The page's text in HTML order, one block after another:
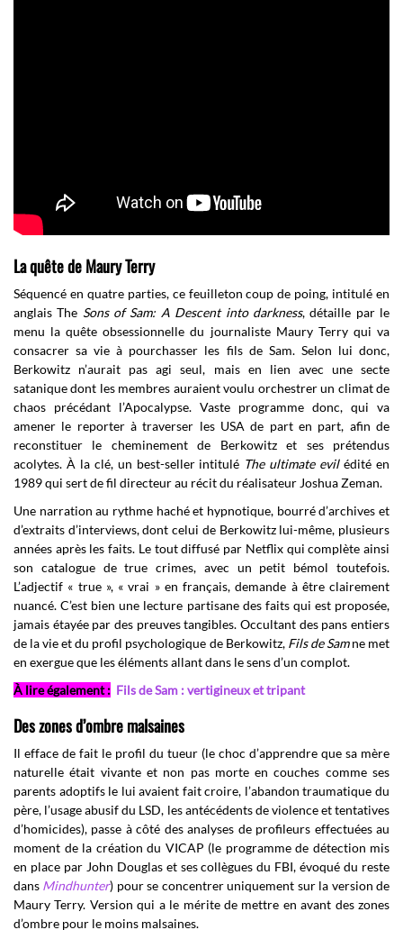
La quête de Maury Terry
Séquencé en quatre parties, ce feuilleton coup de poing, intitulé en
anglais The Sons of Sam: A Descent into darkness, détaille par le
menu la quête obsessionnelle du journaliste Maury Terry qui va
consacrer sa vie à pourchasser les fils de Sam. Selon lui donc,
Berkowitz n’aurait pas agi seul, mais en lien avec une secte
satanique dont les membres auraient voulu orchestrer un climat de
chaos précédant l’Apocalypse. Vaste programme donc, qui va
amener le reporter à traverser les USA de part en part, afin de
reconstituer le cheminement de Berkowitz et ses prétendus
acolytes. À la clé, un best-seller intitulé The ultimate evilédité en
1989 qui sert de fil directeur au récit du réalisateur Joshua Zeman.
Une narration au rythme haché et hypnotique, bourré d’archives et
d’extraits d’interviews, dont celui de Berkowitz lui-même, plusieurs
années après les faits. Le tout diffusé par Netflix qui complète ainsi
son catalogue de true crimes, avec un petit bémol toutefois.
L’adjectif « true », « vrai » en français, demande à être clairement
nuancé. C’est bien une lecture partisane des faits qui est proposée,
jamais étayée par des preuves tangibles. Occultant des pans entiers
de la vie et du profil psychologique de Berkowitz, Fils de Samne met
en exergue que les éléments allant dans le sens d’un complot.
À lire également : Fils de Sam : vertigineux et tripant
Des zones d’ombre malsaines
Il efface de fait le profil du tueur (le choc d’apprendre que sa mère
naturelle était vivante et non pas morte en couches comme ses
parents adoptifs le lui avaient fait croire, l’abandon traumatique du
père, l’usage abusif du LSD, les antécédents de violence et tentatives
d’homicides), passe à côté des analyses de profileurs effectuées au
moment de la création du VICAP (le programme de détection mis
en place par John Douglas et ses collègues du FBI, évoqué du reste
dans Mindhunter) pour se concentrer uniquement sur la version de
Maury Terry. Version qui a le mérite de mettre en avant des zones
d’ombre pour le moins malsaines.